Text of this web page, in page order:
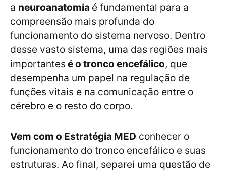
a neuroanatomia é fundamental para a
compreensão mais profunda do
funcionamento do sistema nervoso. Dentro
desse vasto sistema, uma das regiões mais
importantes é o tronco encefálico, que
desempenha um papel na regulação de
funções vitais e na comunicação entre o
cérebro e o resto do corpo.
Vem com o Estratégia MED conhecer o
funcionamento do tronco encefálico e suas
estruturas. Ao final, separei uma questão de